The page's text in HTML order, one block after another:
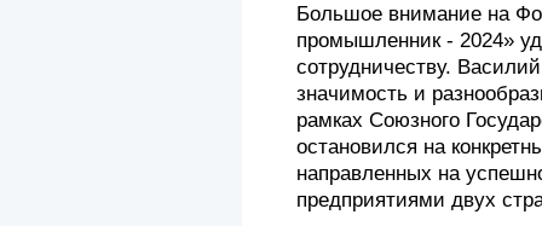
Большое внимание на
промышленник - 2024»
сотрудничеству.
значимость и
рамках Союзного
остановился на
направленных на
предприятиями двух